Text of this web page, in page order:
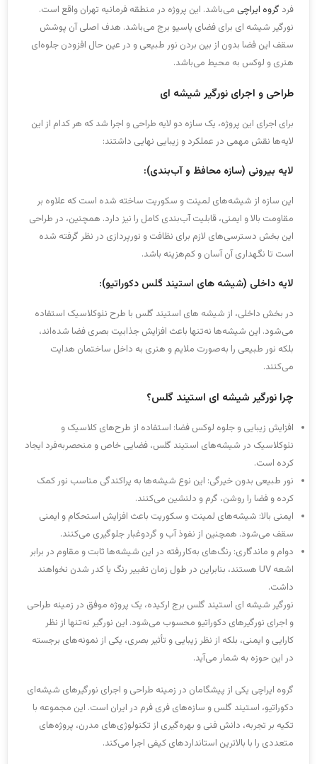
فرد گروه ایراچی می‌باشد. این پروژه در منطقه فرمانیه تهران واقع است.
نورگیر شیشه ای برای فضای پاسیو برج می‌باشد. هدف اصلی آن پوشش
سقف این فضا بدون از بین بردن نور طبیعی و در عین حال افزودن جلوه‌ای
هنری و لوکس به محیط می‌باشد.
طراحی و اجرای نورگیر شیشه ای
برای اجرای این پروژه، یک سازه دو لایه طراحی و اجرا شد که هر کدام از این
لایه‌ها نقش مهمی در عملکرد و زیبایی نهایی داشتند:
لایه بیرونی (سازه محافظ و آب‌بندی):
این سازه از شیشه‌های لمینت و سکوریت ساخته شده است که علاوه بر
مقاومت بالا و ایمنی، قابلیت آب‌بندی کامل را نیز دارد. همچنین، در طراحی
این بخش دسترسی‌های لازم برای نظافت و نورپردازی در نظر گرفته شده
است تا نگهداری آن آسان و کم‌هزینه باشد.
لایه داخلی (شیشه های استیند گلس دکوراتیو):
در بخش داخلی، از شیشه های استیند گلس با طرح نئوکلاسیک استفاده
می‌شود. این شیشه‌ها نه‌تنها باعث افزایش جذابیت بصری فضا شده‌اند،
بلکه نور طبیعی را به‌صورت ملایم و هنری به داخل ساختمان هدایت
می‌کنند.
چرا نورگیر شیشه ای استیند گلس؟
افزایش زیبایی و جلوه لوکس فضا: استفاده از طرح‌های کلاسیک و
نئوکلاسیک در شیشه‌های استیند گلس، فضایی خاص و منحصربه‌فرد ایجاد
کرده است.
نور طبیعی بدون خیرگی: این نوع شیشه‌ها به پراکندگی مناسب نور کمک
کرده و فضا را روشن، گرم و دلنشین می‌کنند.
ایمنی بالا: شیشه‌های لمینت و سکوریت باعث افزایش استحکام و ایمنی
سقف می‌شود. همچنین از نفوذ آب و گردوغبار جلوگیری می‌کنند.
دوام و ماندگاری: رنگ‌های به‌کاررفته در این شیشه‌ها ثابت و مقاوم در برابر
اشعه UV هستند، بنابراین در طول زمان تغییر رنگ یا کدر شدن نخواهند
داشت.
نورگیر شیشه ای استیند گلس برج ارکیده، یک پروژه موفق در زمینه طراحی
و اجرای نورگیرهای دکوراتیو محسوب می‌شود. این نورگیر نه‌تنها از نظر
کارایی و ایمنی، بلکه از نظر زیبایی و تأثیر بصری، یکی از نمونه‌های برجسته
در این حوزه به شمار می‌آید.
گروه ایراچی یکی از پیشگامان در زمینه طراحی و اجرای نورگیرهای شیشه‌ای
دکوراتیو، استیند گلس و سازه‌های فری فرم در ایران است. این مجموعه با
تکیه بر تجربه، دانش فنی و بهره‌گیری از تکنولوژی‌های مدرن، پروژه‌های
متعددی را با بالاترین استانداردهای کیفی اجرا می‌کند.